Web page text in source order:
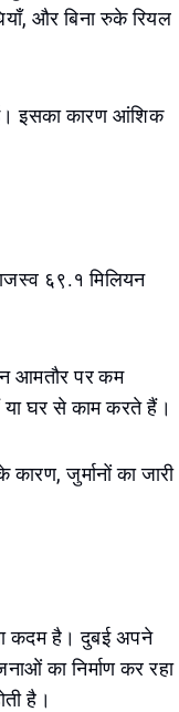
और बिना रुके रियल
इसका कारण आंशिक
६९.१ मिलियन
आमतौर पर कम
घर से काम करते हैं।
जुर्मानों का जारी
कदम है। दुबई अपने
का निर्माण कर रहा
है।